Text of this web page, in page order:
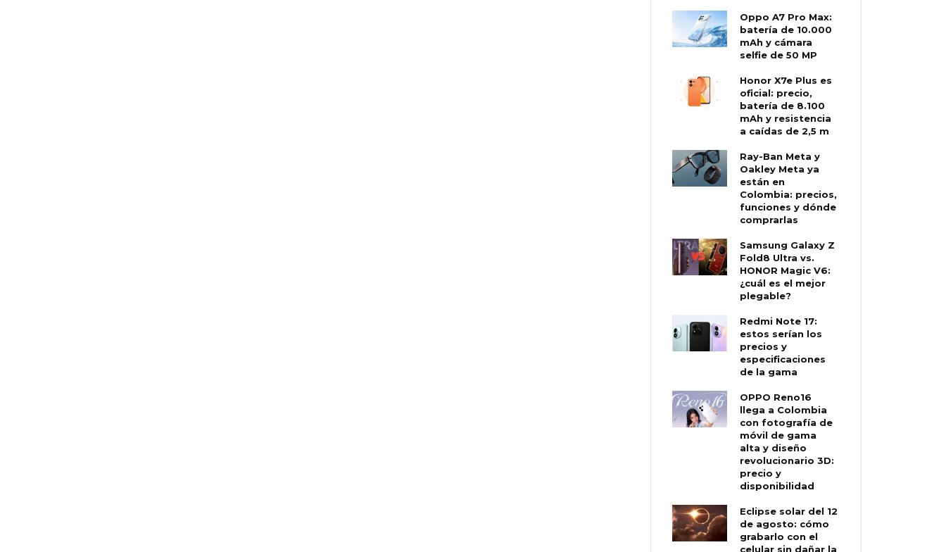
Oppo A7 Pro Max:
batería de 10.000
mAh y cámara
selfie de 50 MP
Honor X7e Plus es
oficial: precio,
batería de 8.100
mAh y resistencia
a caídas de 2,5 m
Ray-Ban Meta y
Oakley Meta ya
están en
Colombia: precios,
funciones y dónde
comprarlas
Samsung Galaxy Z
Fold8 Ultra vs.
HONOR Magic V6:
¿cuál es el mejor
plegable?
Redmi Note 17:
estos serían los
precios y
especificaciones
de la gama
OPPO Reno16
llega a Colombia
con fotografía de
móvil de gama
alta y diseño
revolucionario 3D:
precio y
disponibilidad
Eclipse solar del 12
de agosto: cómo
grabarlo con el
celular sin dañar la